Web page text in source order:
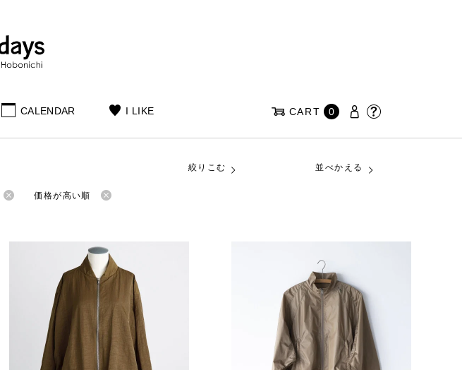
CALENDAR I LIKE CART 0
絞りこむ 並べかえる
価格が高い順